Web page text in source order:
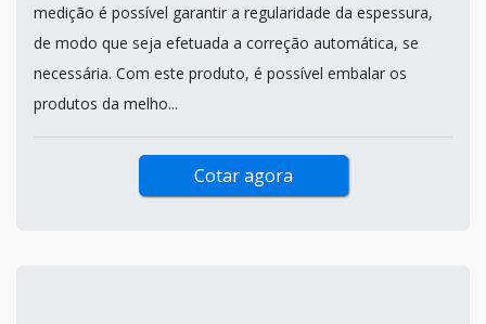
medição é possível garantir a regularidade da espessura,
de modo que seja efetuada a correção automática, se
necessária. Com este produto, é possível embalar os
produtos da melho...
Cotar agora